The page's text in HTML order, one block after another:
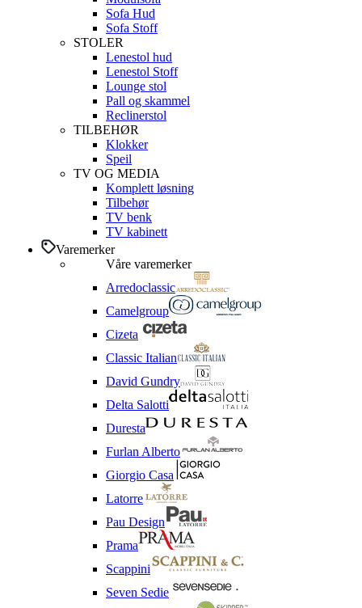
Sofa Hud
Sofa Stoff
STOLER
Lenestol hud
Lenestol Stoff
Lounge stol
Pall og skammel
Reclinerstol
TILBEHØR
Klokker
Speil
TV OG MEDIA
Komplett løsning
Tilbehør
TV benk
TV kabinett
Varemerker
Våre varemerker
Arredoclassic
Camelgroup
Cizeta
Classic Italian
David Gundry
Delta Salotti
Duresta
Furlan Alberto
Giorgio Casa
Latorre
Pau Design
Prama
Scappini
Seven Sedie